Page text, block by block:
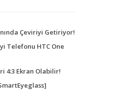
Çeviriyi Getiriyor!
Telefonu HTC One
4:3 Ekran Olabilir!